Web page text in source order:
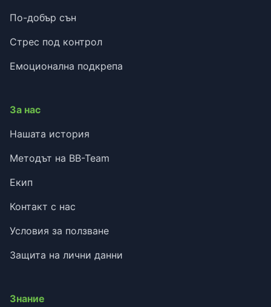
По-добър сън
Стрес под контрол
Емоционална подкрепа
За нас
Нашата история
Методът на BB-Team
Екип
Контакт с нас
Условия за ползване
Защита на лични данни
Знание